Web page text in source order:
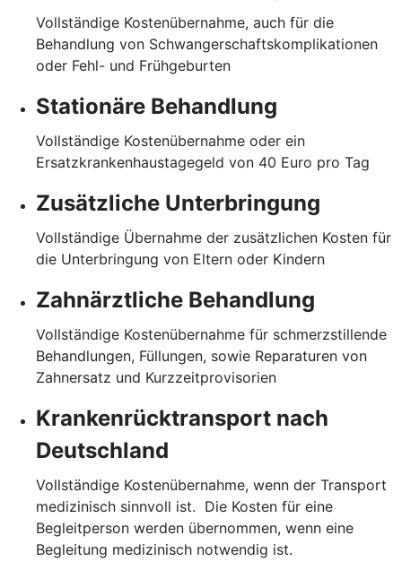
Vollständige Kostenübernahme, auch für die
Behandlung von Schwangerschaftskomplikationen
oder Fehl- und Frühgeburten
Stationäre Behandlung
Vollständige Kostenübernahme oder ein
Ersatzkrankenhaustagegeld von 40 Euro pro Tag
Zusätzliche Unterbringung
Vollständige Übernahme der zusätzlichen Kosten für
die Unterbringung von Eltern oder Kindern
Zahnärztliche Behandlung
Vollständige Kostenübernahme für schmerzstillende
Behandlungen, Füllungen, sowie Reparaturen von
Zahnersatz und Kurzzeitprovisorien
Krankenrücktransport nach
Deutschland
Vollständige Kostenübernahme, wenn der Transport
medizinisch sinnvoll ist. Die Kosten für eine
Begleitperson werden übernommen, wenn eine
Begleitung medizinisch notwendig ist.